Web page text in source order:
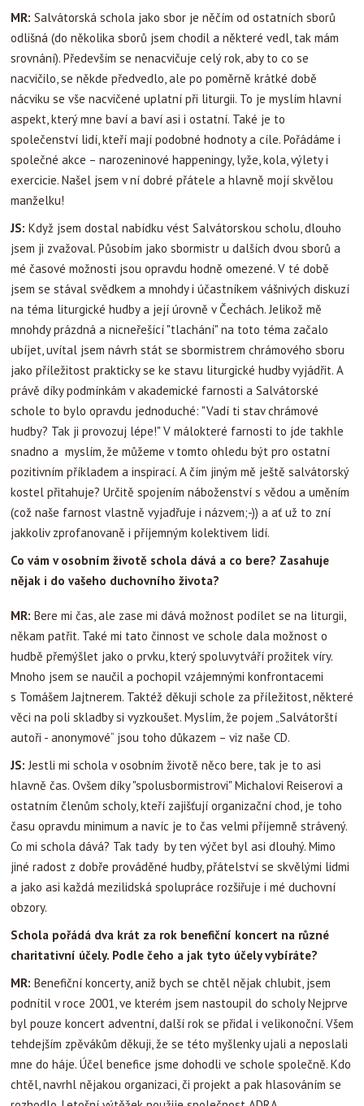
MR: Salvátorská schola jako sbor je něčím od ostatních sborů
odlišná (do několika sborů jsem chodil a některé vedl, tak mám
srovnání). Především se nenacvičuje celý rok, aby to co se
nacvičilo, se někde předvedlo, ale po poměrně krátké době
nácviku se vše nacvičené uplatní při liturgii. To je myslím hlavní
aspekt, který mne baví a baví asi i ostatní. Také je to
společenství lidí, kteří mají podobné hodnoty a cíle. Pořádáme i
společné akce – narozeninové happeningy, lyže, kola, výlety i
exercicie. Našel jsem v ní dobré přátele a hlavně mojí skvělou
manželku!
JS: Když jsem dostal nabídku vést Salvátorskou scholu, dlouho
jsem ji zvažoval. Působím jako sbormistr u dalších dvou sborů a
mé časové možnosti jsou opravdu hodně omezené. V té době
jsem se stával svědkem a mnohdy i účastníkem vášnivých diskuzí
na téma liturgické hudby a její úrovně v Čechách. Jelikož mě
mnohdy prázdná a nicneřešící "tlachání" na toto téma začalo
ubíjet, uvítal jsem návrh stát se sbormistrem chrámového sboru
jako příležitost prakticky se ke stavu liturgické hudby vyjádřit. A
právě díky podmínkám v akademické farnosti a Salvátorské
schole to bylo opravdu jednoduché: "Vadí ti stav chrámové
hudby? Tak ji provozuj lépe!" V málokteré farnosti to jde takhle
snadno a myslím, že můžeme v tomto ohledu být pro ostatní
pozitivním příkladem a inspirací. A čím jiným mě ještě salvátorský
kostel přitahuje? Určitě spojením náboženství s vědou a uměním
(což naše farnost vlastně vyjadřuje i názvem;-)) a ať už to zní
jakkoliv zprofanovaně i příjemným kolektivem lidí.
Co vám v osobním životě schola dává a co bere? Zasahuje
nějak i do vašeho duchovního života?
MR: Bere mi čas, ale zase mi dává možnost podílet se na liturgii,
někam patřit. Také mi tato činnost ve schole dala možnost o
hudbě přemýšlet jako o prvku, který spoluvytváří prožitek víry.
Mnoho jsem se naučil a pochopil vzájemnými konfrontacemi
s Tomášem Jajtnerem. Taktéž děkuji schole za příležitost, některé
věci na poli skladby si vyzkoušet. Myslím, že pojem „Salvátorští
autoři - anonymové“ jsou toho důkazem – viz naše CD.
JS: Jestli mi schola v osobním životě něco bere, tak je to asi
hlavně čas. Ovšem díky "spolusbormistrovi" Michalovi Reiserovi a
ostatním členům scholy, kteří zajišťují organizační chod, je toho
času opravdu minimum a navíc je to čas velmi příjemně strávený.
Co mi schola dává? Tak tady by ten výčet byl asi dlouhý. Mimo
jiné radost z dobře prováděné hudby, přátelství se skvělými lidmi
a jako asi každá mezilidská spolupráce rozšiřuje i mé duchovní
obzory.
Schola pořádá dva krát za rok benefiční koncert na různé
charitativní účely. Podle čeho a jak tyto účely vybíráte?
MR: Benefiční koncerty, aniž bych se chtěl nějak chlubit, jsem
podnítil v roce 2001, ve kterém jsem nastoupil do scholy Nejprve
byl pouze koncert adventní, další rok se přidal i velikonoční. Všem
tehdejším zpěvákům děkuji, že se této myšlenky ujali a neposlali
mne do háje. Účel benefice jsme dohodli ve schole společně. Kdo
chtěl, navrhl nějakou organizaci, či projekt a pak hlasováním se